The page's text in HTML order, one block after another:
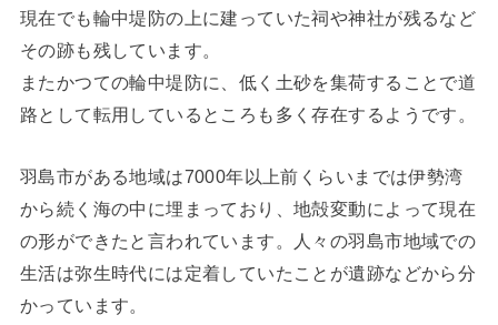
現在でも輪中堤防の上に建っていた祠や神社が残るなど
その跡も残しています。
またかつての輪中堤防に、低く土砂を集荷することで道
路として転用しているところも多く存在するようです。
羽島市がある地域は7000年以上前くらいまでは伊勢湾
から続く海の中に埋まっており、地殻変動によって現在
の形ができたと言われています。人々の羽島市地域での
生活は弥生時代には定着していたことが遺跡などから分
かっています。